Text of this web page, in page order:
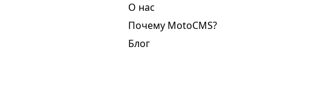
О нас​
Почему MotoCMS?
Блог